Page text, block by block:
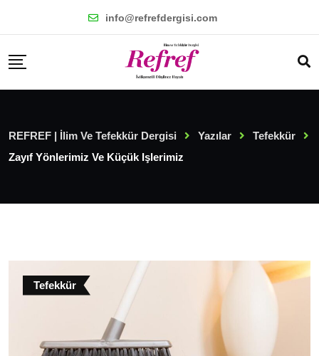
content
info@refrefdergisi.com
REFREF | İlim Ve Tefekkür Dergisi Yazılar
Tefekkür
Zayıf Yönlerimiz Ve Küçük Işlerimiz
Tefekkür